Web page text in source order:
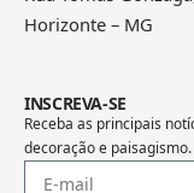
Horizonte – MG
INSCREVA-SE
Receba as principais
decoração e paisagismo.